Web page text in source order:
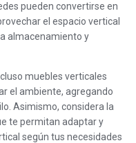
pueden convertirse en
el espacio vertical
almacenamiento y
muebles verticales
el ambiente, agregando
Asimismo, considera la
te permitan adaptar y
según tus necesidades